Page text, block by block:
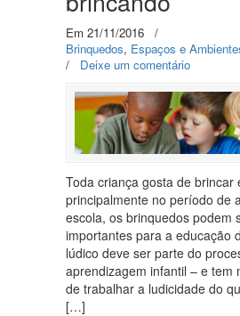
Em 21/11/2016
/
Brinquedos, Espaços e
/ Deixe um comentário
Toda criança gosta de brincar
principalmente no período de
escola, os brinquedos podem
importantes para a educação
lúdico deve ser parte do
aprendizagem infantil – e tem
de trabalhar a ludicidade do
[…]